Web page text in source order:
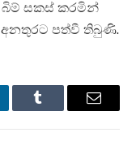
බිම් සකස් කරමින්
අනතුරට පත්වී තිබුණි.
Tumblr Email